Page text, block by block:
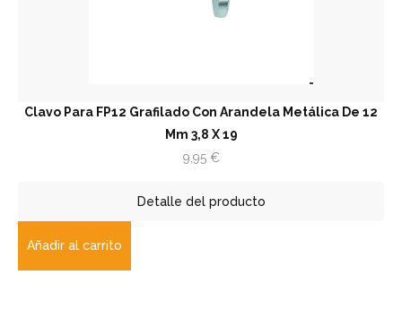
Clavo Para FP12 Grafilado Con Arandela Metálica De 12
Mm 3,8 X 19
9,95 €
Detalle del producto
Añadir al carrito